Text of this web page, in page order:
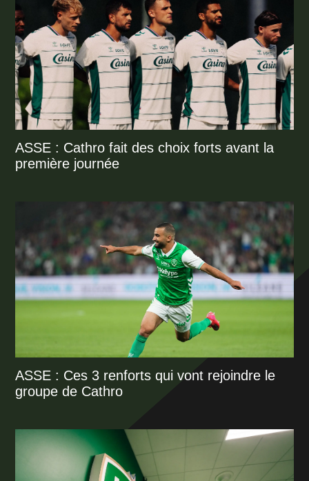
ASSE : Cathro fait des choix forts avant la
première journée
ASSE : Ces 3 renforts qui vont rejoindre le
groupe de Cathro